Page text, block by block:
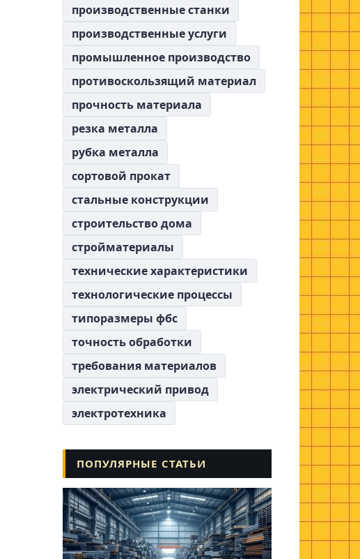
производственные станки
производственные услуги
промышленное производство
противоскользящий материал
прочность материала
резка металла
рубка металла
сортовой прокат
стальные конструкции
строительство дома
стройматериалы
технические характеристики
технологические процессы
типоразмеры фбс
точность обработки
требования материалов
электрический привод
электротехника
ПОПУЛЯРНЫЕ СТАТЬИ